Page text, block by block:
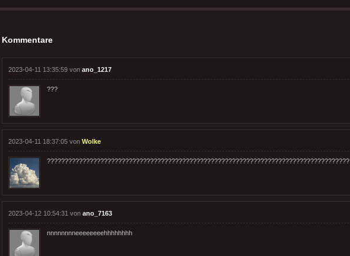
Kommentare
2023-04-11 13:35:59 von ano_1217
???
2023-04-11 18:37:05 von Wolke
?????????????????????????????????????????????????????????????????????????????????????
2023-04-12 10:54:31 von ano_7163
nnnnnnnneeeeeeeehhhhhhhh